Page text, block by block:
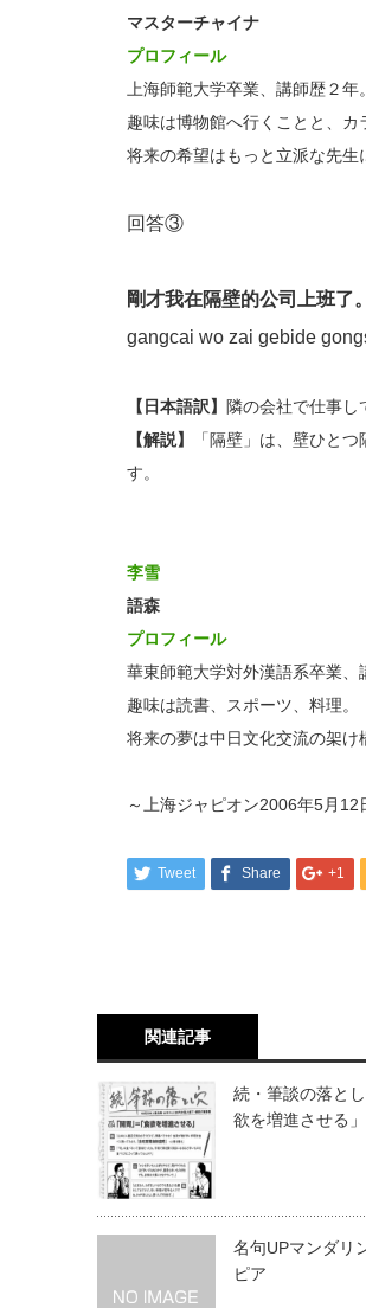
マスターチャイナ
プロフィール
上海師範大学卒業、講師歴２年。
趣味は博物館へ行くことと、カ
将来の希望はもっと立派な先生
回答③
剛才我在隔壁的公司上班了
gangcai wo zai gebide
【日本語訳】
隣の会社で仕事し
【解説】
「隔壁」は、壁ひと
す。
李雪
語森
プロフィール
華東師範大学対外漢語系卒業、
趣味は読書、スポーツ、料理。
将来の夢は中日文化交流の架け
～上海ジャピオン2006年5月12
Tweet Share +1
関連記事
続・筆談の落と
欲を増進させる」
名句UPマンダリ
ピア